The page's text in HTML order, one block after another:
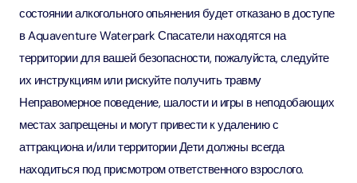
состоянии алкогольного опьянения будет отказано в доступе
в Aquaventure Waterpark Спасатели находятся на
территории для вашей безопасности, пожалуйста, следуйте
их инструкциям или рискуйте получить травму
Неправомерное поведение, шалости и игры в неподобающих
местах запрещены и могут привести к удалению с
аттракциона и/или территории Дети должны всегда
находиться под присмотром ответственного взрослого.